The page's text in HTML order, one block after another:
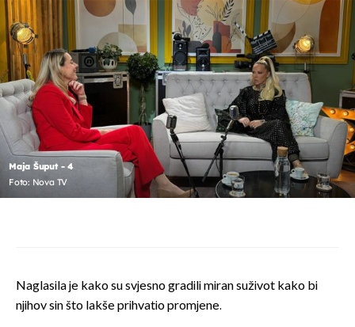
Maja Šuput - 4
Foto: Nova TV
Naglasila je kako su svjesno gradili miran suživot kako bi
njihov sin što lakše prihvatio promjene.